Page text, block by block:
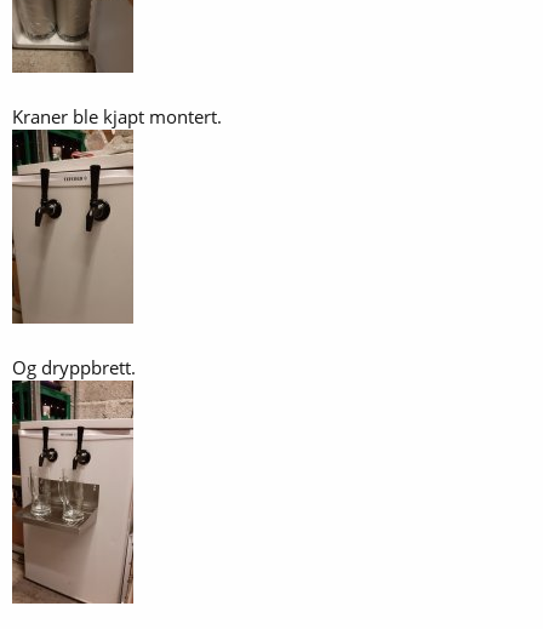
Kraner ble kjapt montert.
Og dryppbrett.